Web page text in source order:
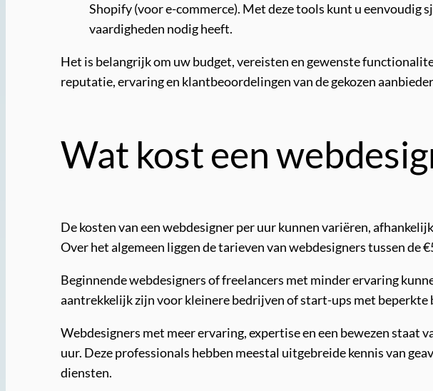
Shopify (voor e-commerce). Met deze tools kunt u eenvoudig
vaardigheden nodig heeft.
Het is belangrijk om uw budget, vereisten en gewenste
reputatie, ervaring en klantbeoordelingen van de gekozen
Wat kost een
De kosten van een webdesigner per uur kunnen variëren,
Over het algemeen liggen de tarieven van webdesigners tussen de
Beginnende webdesigners of freelancers met minder ervaring
aantrekkelijk zijn voor kleinere bedrijven of start-ups met beperkte
Webdesigners met meer ervaring, expertise en een bewezen staat
uur. Deze professionals hebben meestal uitgebreide kennis van
diensten.